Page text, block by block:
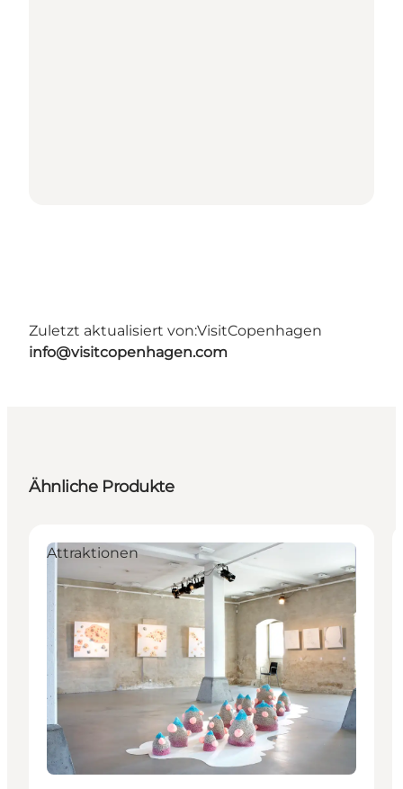
Zuletzt aktualisiert von:VisitCopenhagen
info@visitcopenhagen.com
Ähnliche Produkte
Attraktionen